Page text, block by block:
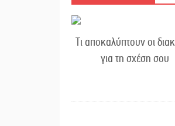
Τι αποκαλύπτουν οι
για τη σχέση σου